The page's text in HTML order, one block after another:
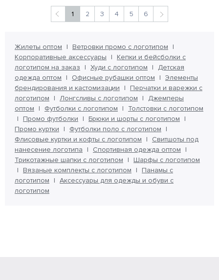
1 2 3 4 5 6
Жилеты оптом
Ветровки промо с логотипом
Корпоративные аксессуары
Кепки и бейсболки с
логотипом на заказ
Худи с логотипом
Детская
одежда оптом
Офисные рубашки оптом
Элементы
брендирования и кастомизации
Перчатки и варежки с
логотипом
Лонгсливы с логотипом
Джемперы
оптом
Футболки с логотипом
Толстовки с логотипом
Промо футболки
Брюки и шорты с логотипом
Промо куртки
Футболки поло с логотипом
Флисовые куртки и кофты с логотипом
Свитшоты под
нанесение логотипа
Спортивная одежда оптом
Трикотажные шапки с логотипом
Шарфы с логотипом
Вязаные комплекты с логотипом
Панамы с
логотипом
Аксессуары для одежды и обуви с
логотипом